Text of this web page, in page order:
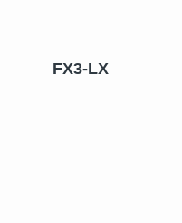
FX3-LX